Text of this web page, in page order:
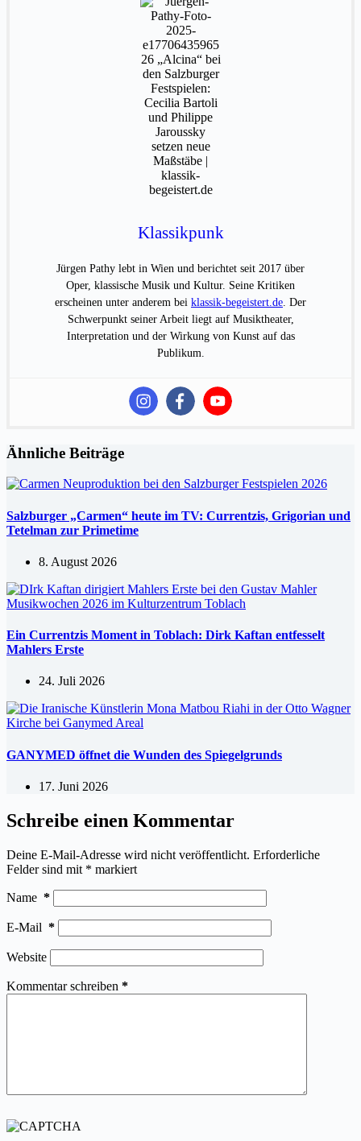
Klassikpunk
Jürgen Pathy lebt in Wien und berichtet seit 2017 über
Oper, klassische Musik und Kultur. Seine Kritiken
erscheinen unter anderem bei klassik-begeistert.de . Der
Schwerpunkt seiner Arbeit liegt auf Musiktheater,
Interpretation und der Wirkung von Kunst auf das
Publikum.
Ähnliche Beiträge
Salzburger „Carmen“ heute im TV: Currentzis, Grigorian und
Tetelman zur Primetime
8. August 2026
Ein Currentzis Moment in Toblach: Dirk Kaftan entfesselt
Mahlers Erste
24. Juli 2026
GANYMED öffnet die Wunden des Spiegelgrunds
17. Juni 2026
Schreibe einen Kommentar
Deine E-Mail-Adresse wird nicht veröffentlicht. Erforderliche
Felder sind mit * markiert
Name *
E-Mail *
Website
Kommentar schreiben *